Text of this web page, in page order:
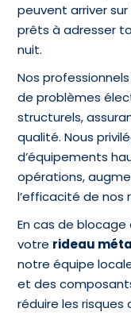
peuvent arriver
prêts à adresser
nuit.
Nos
de problèmes
structurels,
qualité. Nous
d’équipements
opérations,
l’efficacité de nos
En cas de
votre rideau
notre équipe
et des
réduire les risques